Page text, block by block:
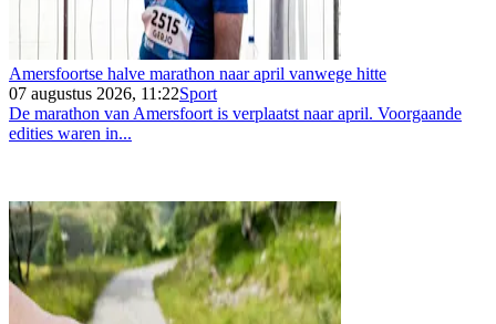
Amersfoortse halve marathon naar april vanwege hitte
07 augustus 2026, 11:22Sport
De marathon van Amersfoort is verplaatst naar april. Voorgaande
edities waren in...